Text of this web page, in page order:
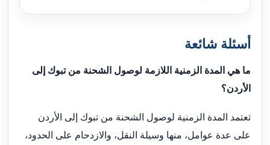
أسئلة شائعة
ما هي المدة الزمنية اللازمة لوصول الشحنة من تبوك إلى
الأردن؟
تعتمد المدة الزمنية لوصول الشحنة من تبوك إلى الأردن
على عدة عوامل، منها وسيلة النقل، والازدحام على الحدود،